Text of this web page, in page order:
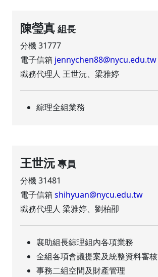
陳瑩真 組長
分機 31777
電子信箱 jennychen88@nycu.edu.tw
職務代理人 王世沅、梁雅婷
綜理全組業務
王世沅 專員
分機 31481
電子信箱shihyuan@nycu.edu.tw
職務代理人 梁雅婷、劉柏卲
襄助組長綜理組內各項業務
全組各項會議提案及統整資料審核
事務二組空間及財產管理